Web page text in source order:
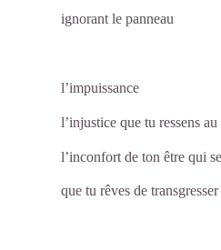
ignorant le panneau
l’impuissance
l’injustice que tu ressens
l’inconfort de ton être qui
que tu rêves de transgresser